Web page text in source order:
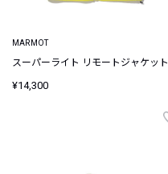
MARMOT
スーパーライト リモートジャケット
¥14,300